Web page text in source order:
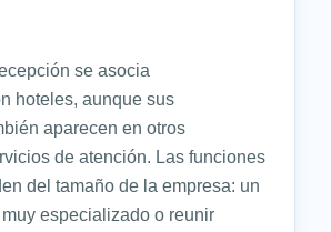
se asocia
hoteles, aunque sus
aparecen en otros
de atención. Las funciones
del tamaño de la empresa: un
especializado o reunir